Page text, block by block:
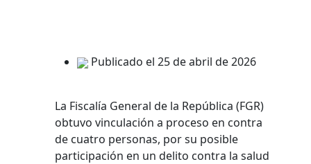
Publicado el 25 de abril de 2026
La Fiscalía General de la República (FGR)
obtuvo vinculación a proceso en contra
de cuatro personas, por su posible
participación en un delito contra la salud